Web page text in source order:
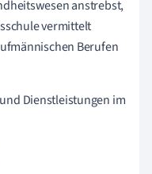
anstrebst,
vermittelt
Berufen
Dienstleistungen im